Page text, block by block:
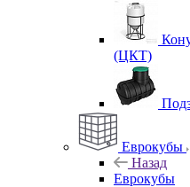
(ЦКТ)
Еврокубы
Назад
Еврокубы